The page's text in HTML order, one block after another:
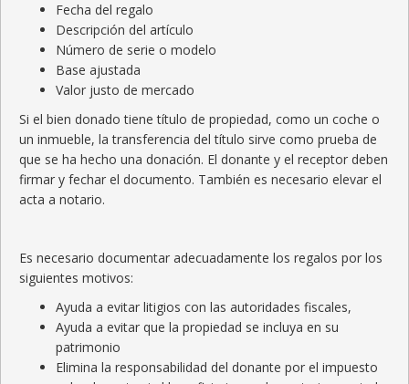
Fecha del regalo
Descripción del artículo
Número de serie o modelo
Base ajustada
Valor justo de mercado
Si el bien donado tiene título de propiedad, como un coche o
un inmueble, la transferencia del título sirve como prueba de
que se ha hecho una donación. El donante y el receptor deben
firmar y fechar el documento. También es necesario elevar el
acta a notario.
Es necesario documentar adecuadamente los regalos por los
siguientes motivos:
Ayuda a evitar litigios con las autoridades fiscales,
Ayuda a evitar que la propiedad se incluya en su
patrimonio
Elimina la responsabilidad del donante por el impuesto